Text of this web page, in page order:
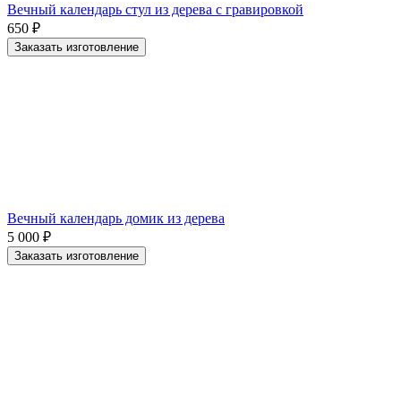
Вечный календарь стул из дерева с гравировкой
650 ₽
Заказать изготовление
Вечный календарь домик из дерева
5 000 ₽
Заказать изготовление